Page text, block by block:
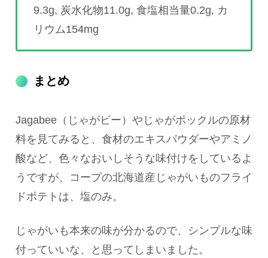
9.3g, 炭水化物11.0g, 食塩相当量0.2g, カ
リウム154mg
まとめ
Jagabee（じゃがビー）やじゃがポックルの原材
料を見てみると、食材のエキスパウダーやアミノ
酸など、色々なおいしそうな味付けをしているよ
うですが、コープの北海道産じゃがいものフライ
ドポテトは、塩のみ。
じゃがいも本来の味が分かるので、シンプルな味
付っていいな、と思ってしまいました。